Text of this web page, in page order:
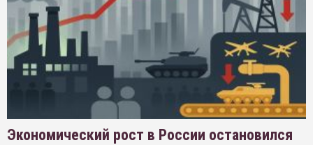
Экономический рост в России остановился